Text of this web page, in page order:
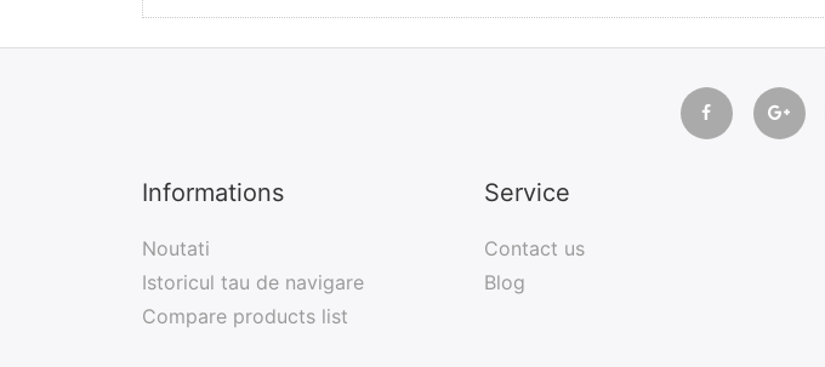
Informations
Noutati
Istoricul tau de navigare
Compare products list
Service
Contact us
Blog